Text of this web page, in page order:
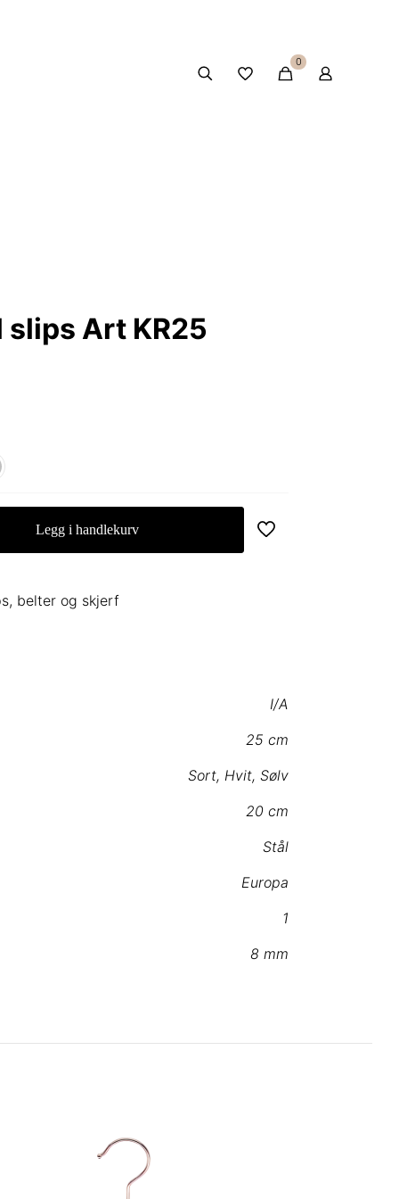
0
Art KR25
Legg i handlekurv
belter og skjerf
I/A
25 cm
Sort, Hvit, Sølv
20 cm
Stål
Europa
1
8 mm